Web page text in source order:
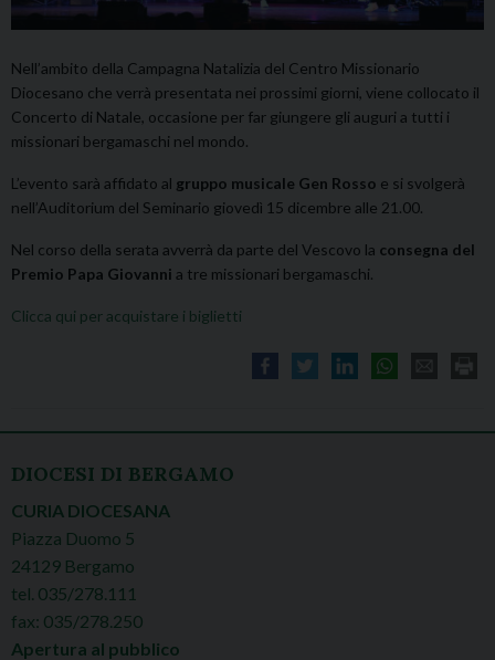
Nell’ambito della Campagna Natalizia del Centro Missionario
Diocesano che verrà presentata nei prossimi giorni, viene collocato il
Concerto di Natale, occasione per far giungere gli auguri a tutti i
missionari bergamaschi nel mondo.
L’evento sarà affidato al gruppo musicale Gen Rosso e si svolgerà
nell’Auditorium del Seminario giovedì 15 dicembre alle 21.00.
Nel corso della serata avverrà da parte del Vescovo la consegna del
Premio Papa Giovanni a tre missionari bergamaschi.
Clicca qui per acquistare i biglietti
DIOCESI DI BERGAMO
CURIA DIOCESANA
Piazza Duomo 5
24129 Bergamo
tel. 035/278.111
fax: 035/278.250
Apertura al pubblico